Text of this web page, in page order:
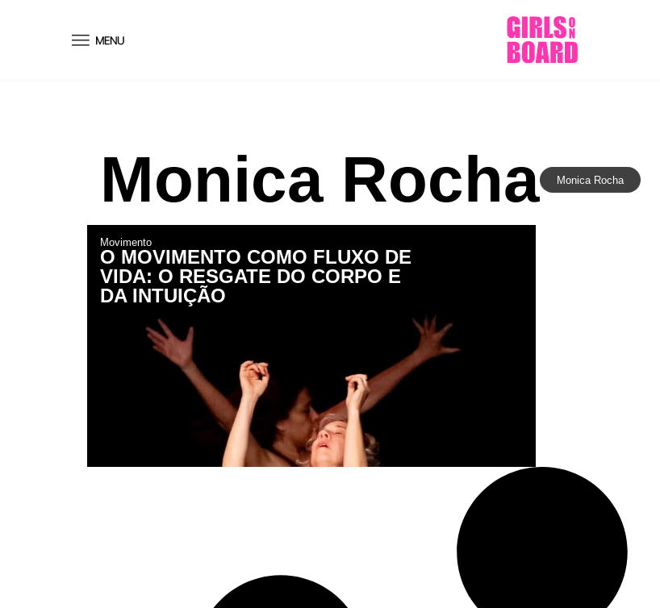
Monica Rocha Monica Rocha
Movimento
O MOVIMENTO COMO FLUXO DE
VIDA: O RESGATE DO CORPO E
DA INTUIÇÃO